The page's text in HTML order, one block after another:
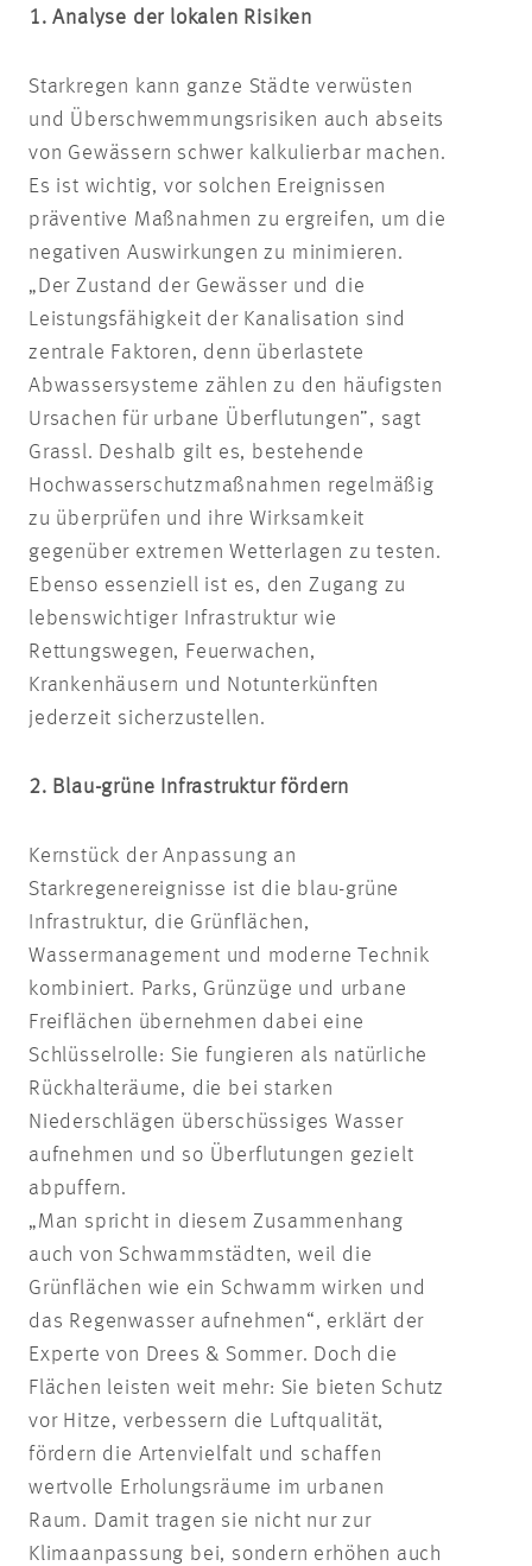
1. Analyse der lokalen Risiken
Starkregen kann ganze Städte verwüsten
und Überschwemmungsrisiken auch abseits
von Gewässern schwer kalkulierbar machen.
Es ist wichtig, vor solchen Ereignissen
präventive Maßnahmen zu ergreifen, um die
negativen Auswirkungen zu minimieren.
„Der Zustand der Gewässer und die
Leistungsfähigkeit der Kanalisation sind
zentrale Faktoren, denn überlastete
Abwassersysteme zählen zu den häufigsten
Ursachen für urbane Überflutungen”, sagt
Grassl. Deshalb gilt es, bestehende
Hochwasserschutzmaßnahmen regelmäßig
zu überprüfen und ihre Wirksamkeit
gegenüber extremen Wetterlagen zu testen.
Ebenso essenziell ist es, den Zugang zu
lebenswichtiger Infrastruktur wie
Rettungswegen, Feuerwachen,
Krankenhäusern und Notunterkünften
jederzeit sicherzustellen.
2. Blau-grüne Infrastruktur fördern
Kernstück der Anpassung an
Starkregenereignisse ist die blau-grüne
Infrastruktur, die Grünflächen,
Wassermanagement und moderne Technik
kombiniert. Parks, Grünzüge und urbane
Freiflächen übernehmen dabei eine
Schlüsselrolle: Sie fungieren als natürliche
Rückhalteräume, die bei starken
Niederschlägen überschüssiges Wasser
aufnehmen und so Überflutungen gezielt
abpuffern.
„Man spricht in diesem Zusammenhang
auch von Schwammstädten, weil die
Grünflächen wie ein Schwamm wirken und
das Regenwasser aufnehmen“, erklärt der
Experte von Drees & Sommer. Doch die
Flächen leisten weit mehr: Sie bieten Schutz
vor Hitze, verbessern die Luftqualität,
fördern die Artenvielfalt und schaffen
wertvolle Erholungsräume im urbanen
Raum. Damit tragen sie nicht nur zur
Klimaanpassung bei, sondern erhöhen auch